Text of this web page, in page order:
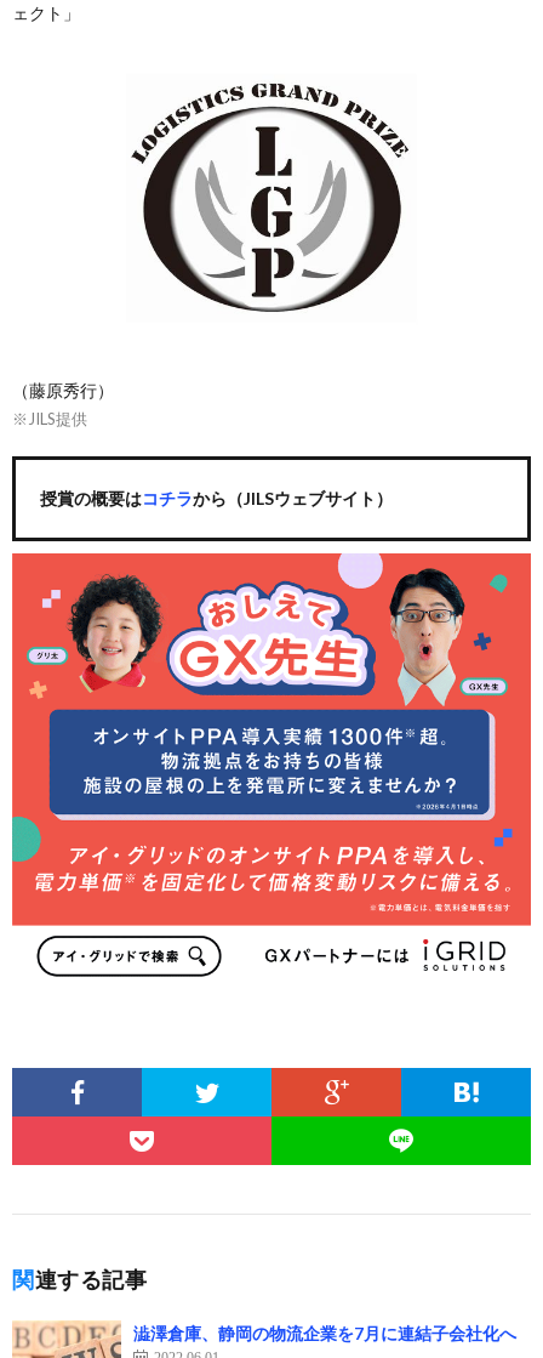
ェクト」
（藤原秀行）
※JILS提供
授賞の概要はコチラから（JILSウェブサイト）
関連する記事
澁澤倉庫、静岡の物流企業を7月に連結子会社化へ